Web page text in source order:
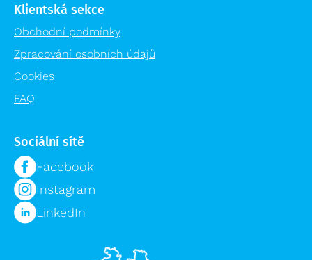
Klientská sekce
Obchodní podmínky
Zpracování osobních údajů
Cookies
FAQ
Sociální sítě
Facebook
Instagram
LinkedIn